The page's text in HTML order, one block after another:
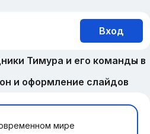
Вход
Тимура и его команды в
и оформление слайдов
мире